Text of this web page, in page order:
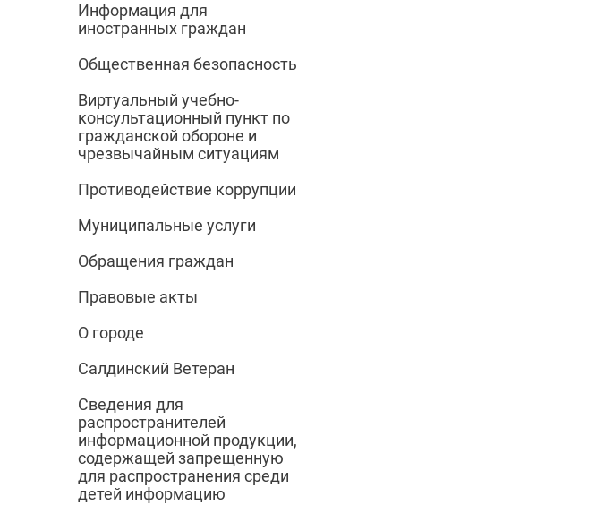
Информация для
иностранных граждан
Общественная безопасность
Виртуальный учебно-
консультационный пункт по
гражданской обороне и
чрезвычайным ситуациям
Противодействие коррупции
Муниципальные услуги
Обращения граждан
Правовые акты
О городе
Салдинский Ветеран
Сведения для
распространителей
информационной продукции,
содержащей запрещенную
для распространения среди
детей информацию